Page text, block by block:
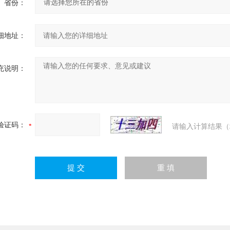
省份：
地址：
说明：
证码： 请输入计算结果